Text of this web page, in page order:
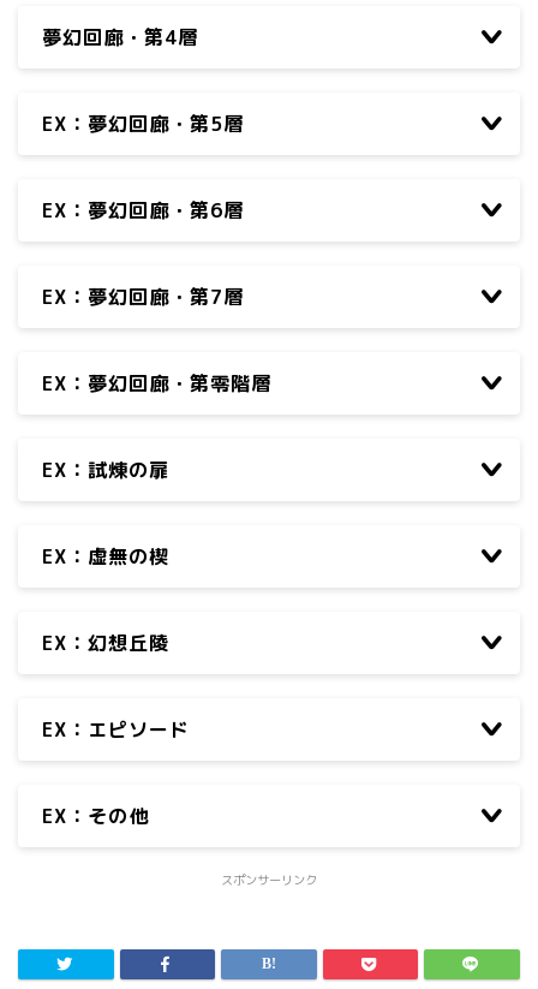
夢幻回廊・第4層
EX：夢幻回廊・第5層
EX：夢幻回廊・第6層
EX：夢幻回廊・第7層
EX：夢幻回廊・第零階層
EX：試煉の扉
EX：虚無の楔
EX：幻想丘陵
EX：エピソード
EX：その他
スポンサーリンク